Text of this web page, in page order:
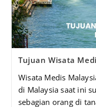
Tujuan Wisata
Wisata Medis
di Malaysia saat ini
sebagian orang di